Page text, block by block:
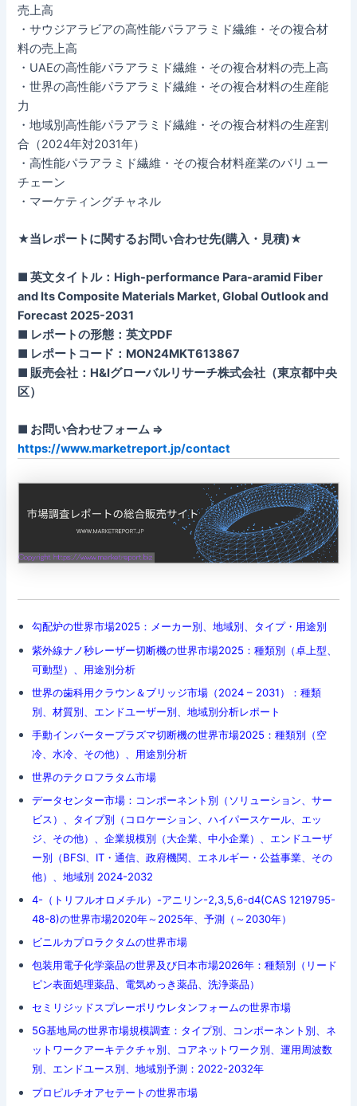
売上高
・サウジアラビアの高性能パラアラミド繊維・その複合材
料の売上高
・UAEの高性能パラアラミド繊維・その複合材料の売上高
・世界の高性能パラアラミド繊維・その複合材料の生産能
力
・地域別高性能パラアラミド繊維・その複合材料の生産割
合（2024年対2031年）
・高性能パラアラミド繊維・その複合材料産業のバリュー
チェーン
・マーケティングチャネル
★当レポートに関するお問い合わせ先(購入・見積)★
■ 英文タイトル：High-performance Para-aramid Fiber
and Its Composite Materials Market, Global Outlook and
Forecast 2025-2031
■ レポートの形態：英文PDF
■ レポートコード：MON24MKT613867
■ 販売会社：H&Iグローバルリサーチ株式会社（東京都中央
区）
■ お問い合わせフォーム ⇒
https://www.marketreport.jp/contact
勾配炉の世界市場2025：メーカー別、地域別、タイプ・用途別
紫外線ナノ秒レーザー切断機の世界市場2025：種類別（卓上型、
可動型）、用途別分析
世界の歯科用クラウン＆ブリッジ市場（2024 – 2031）：種類
別、材質別、エンドユーザー別、地域別分析レポート
手動インバータープラズマ切断機の世界市場2025：種類別（空
冷、水冷、その他）、用途別分析
世界のテクロフラタム市場
データセンター市場：コンポーネント別（ソリューション、サー
ビス）、タイプ別（コロケーション、ハイパースケール、エッ
ジ、その他）、企業規模別（大企業、中小企業）、エンドユーザ
ー別（BFSI、IT・通信、政府機関、エネルギー・公益事業、その
他）、地域別 2024-2032
4-（トリフルオロメチル）-アニリン-2,3,5,6-d4(CAS 1219795-
48-8)の世界市場2020年～2025年、予測（～2030年）
ビニルカプロラクタムの世界市場
包装用電子化学薬品の世界及び日本市場2026年：種類別（リード
ピン表面処理薬品、電気めっき薬品、洗浄薬品）
セミリジッドスプレーポリウレタンフォームの世界市場
5G基地局の世界市場規模調査：タイプ別、コンポーネント別、ネ
ットワークアーキテクチャ別、コアネットワーク別、運用周波数
別、エンドユース別、地域別予測：2022-2032年
プロピルチオアセテートの世界市場